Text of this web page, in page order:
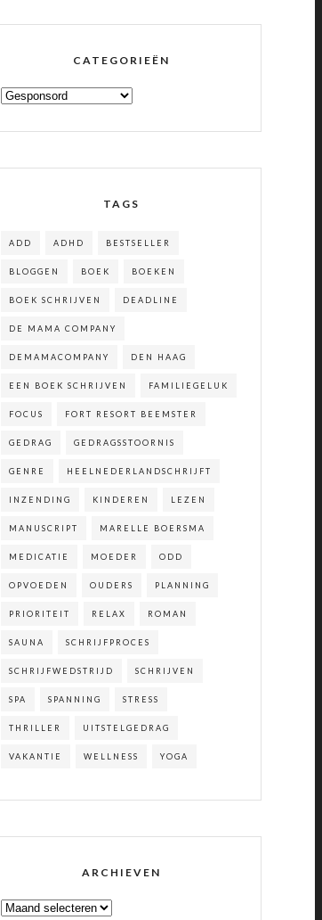
CATEGORIEËN
CATEGORIEËN
TAGS
ADD ADHD BESTSELLER
BLOGGEN BOEK BOEKEN
BOEK SCHRIJVEN DEADLINE
DE MAMA COMPANY
DEMAMACOMPANY DEN HAAG
EEN BOEK SCHRIJVEN FAMILIEGELUK
FOCUS FORT RESORT BEEMSTER
GEDRAG GEDRAGSSTOORNIS
GENRE HEELNEDERLANDSCHRIJFT
INZENDING KINDEREN LEZEN
MANUSCRIPT MARELLE BOERSMA
MEDICATIE MOEDER ODD
OPVOEDEN OUDERS PLANNING
PRIORITEIT RELAX ROMAN
SAUNA SCHRIJFPROCES
SCHRIJFWEDSTRIJD SCHRIJVEN
SPA SPANNING STRESS
THRILLER UITSTELGEDRAG
VAKANTIE WELLNESS YOGA
ARCHIEVEN
ARCHIEVEN